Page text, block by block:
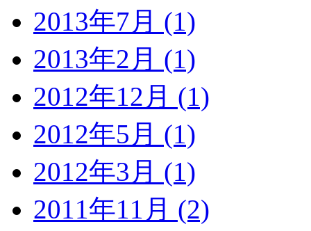
2013年7月 (1)
2013年2月 (1)
2012年12月 (1)
2012年5月 (1)
2012年3月 (1)
2011年11月 (2)